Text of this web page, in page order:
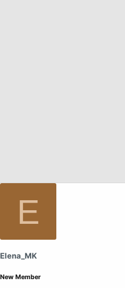
E
Elena_MK
New Member